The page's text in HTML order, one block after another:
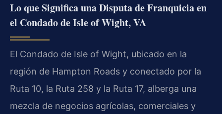
Lo que Significa una Disputa de Franquicia en
el Condado de Isle of Wight, VA
El Condado de Isle of Wight, ubicado en la
región de Hampton Roads y conectado por la
Ruta 10, la Ruta 258 y la Ruta 17, alberga una
mezcla de negocios agrícolas, comerciales y